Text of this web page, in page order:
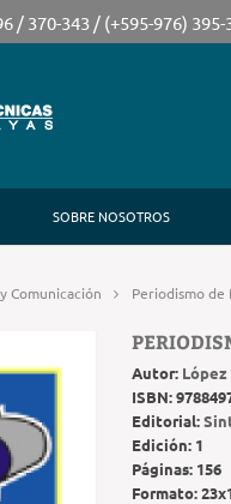
/ 370-343 / (+595-976) 395-
SOBRE NOSOTROS
Comunicación Periodismo de
Autor: López
ISBN:
Editorial:
Edición: 1
Páginas: 156
Formato: